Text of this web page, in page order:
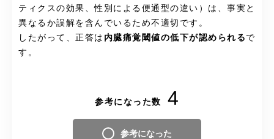
ティクスの効果、性別による便通型の違い）は、事実と
異なるか誤解を含んでいるため不適切です。
したがって、正答は 内臓痛覚閾値の低下が認められる で
す。
参考になった数 4
参考になった